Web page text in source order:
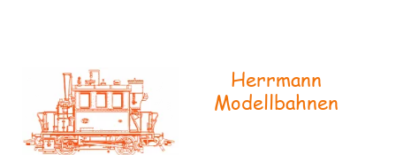
Herrmann
Modellbahnen